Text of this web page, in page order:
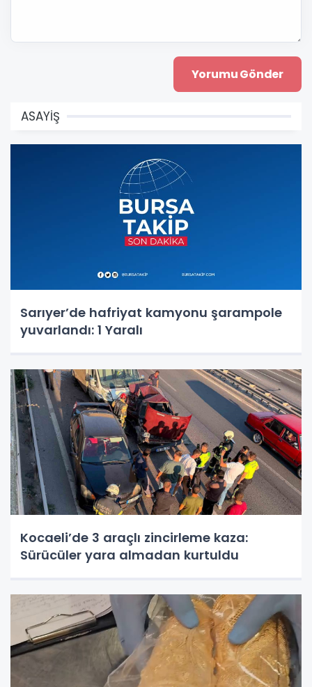
ASAYİŞ
Sarıyer’de hafriyat kamyonu şarampole
yuvarlandı: 1 Yaralı
Kocaeli’de 3 araçlı zincirleme kaza:
Sürücüler yara almadan kurtuldu